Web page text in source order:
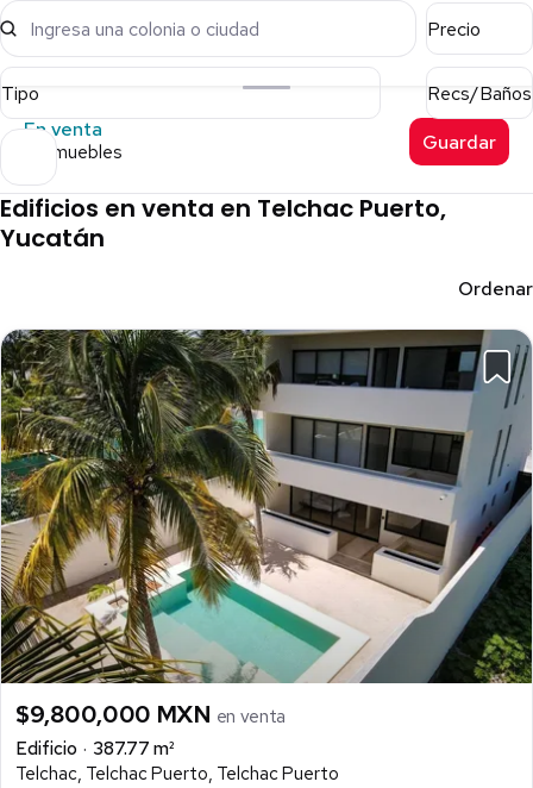
Ingresa una colonia o ciudad Precio
Tipo
Recs/Baños
En venta
4 inmuebles Guardar
Edificios en venta en Telchac Puerto,
Yucatán
Ordenar
$9,800,000 MXN en venta
Edificio
387.77 m²
Telchac, Telchac Puerto, Telchac Puerto